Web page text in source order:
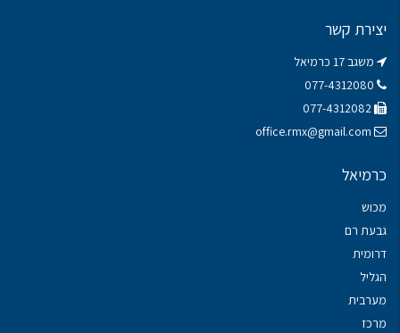
יצירת קשר
משגב 17 כרמיאל
office.rmx@gmail.com
כרמיאל
מכוש
גבעת רם
דרומית
הגליל
מערבית
מרכז